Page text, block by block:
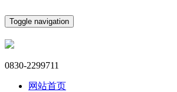
Toggle navigation
0830-2299711
网站首页